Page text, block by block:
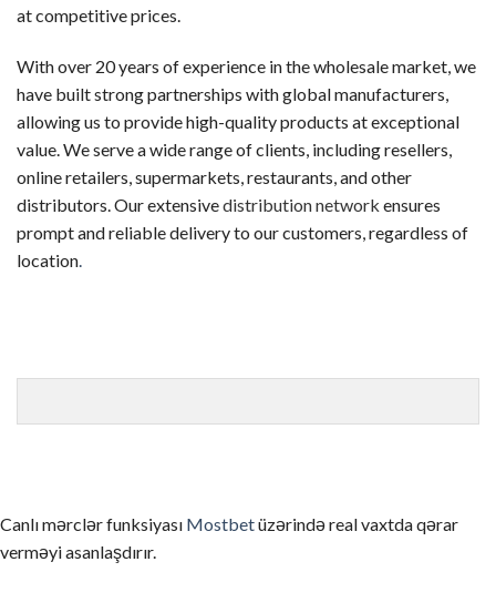
at competitive prices.
With over 20 years of experience in the wholesale market, we
have built strong partnerships with global manufacturers,
allowing us to provide high-quality products at exceptional
value. We serve a wide range of clients, including resellers,
online retailers, supermarkets, restaurants, and other
distributors. Our extensivedistribution network ensures
prompt and reliable delivery to our customers, regardless of
location.
Canlı mərclər funksiyası Mostbetüzərində real vaxtda qərar
verməyi asanlaşdırır.
スピンボーナス
キャッシュバックボーナス
失敗した場合でも、損失の一部が戻ってくるオファーです
VIP・ハイローラー・ハイローラー
大量プレイヤーや常連客プレイヤー向けのスペシャルボー
初めての人が陥りやすい5つのミス
オンラインカジノは娯楽です。一部のプレイヤーは継続的
ゲームを理解せずにリアルマネーで始める
ライセンスのない、あるいは評判の悪いカジノを選ぶと、出